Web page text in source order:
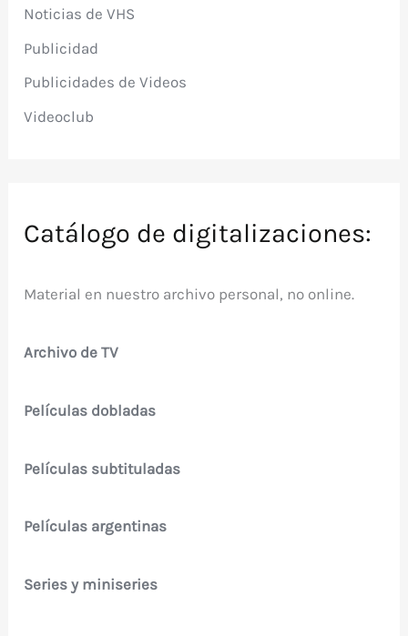
Noticias de VHS
Publicidad
Publicidades de Videos
Videoclub
Catálogo de digitalizaciones:
Material en nuestro archivo personal, no online.
Archivo de TV
Películas dobladas
Películas subtituladas
Películas argentinas
Series y miniseries